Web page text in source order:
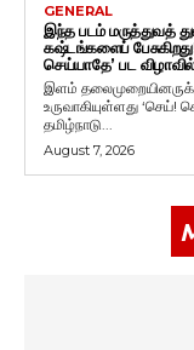
GENERAL
இந்த படம் மருத்துவத்
கஷ்டங்களைப்
செய்யாதே’ பட
இளம்
உருவாகியுள்ளது ‘செய்!
தமிழ்நாடு...
August 7, 2026